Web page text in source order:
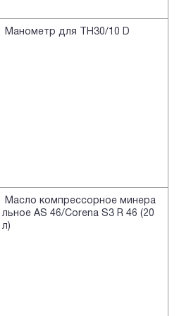
Манометр для TH30/10 D
Масло компрессорное минера
льное AS 46/Corena S3 R 46 (20
л)